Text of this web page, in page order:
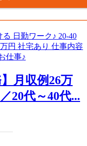
月収例26万
20代～40代...